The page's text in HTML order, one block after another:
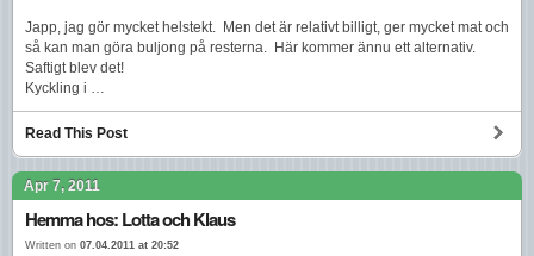
Japp, jag gör mycket helstekt. Men det är relativt billigt, ger mycket mat och
så kan man göra buljong på resterna. Här kommer ännu ett alternativ.
Saftigt blev det!
Kyckling i …
Read This Post
Apr 7, 2011
Hemma hos: Lotta och Klaus
Written on 07.04.2011 at 20:52